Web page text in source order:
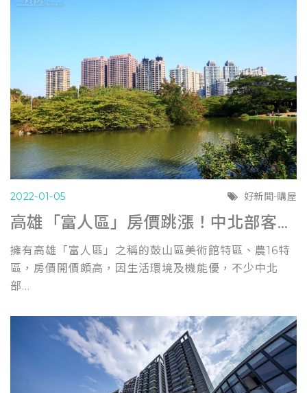
2022-01-05 好新聞-購屋
高雄「富人區」房價跳漲！中北部客+投資客「指名度」高
擁有高雄「富人區」之稱的鼓山區美術館特區、農16特
區，房價開價頗高，因生活環境及機能優，不少中北
部...